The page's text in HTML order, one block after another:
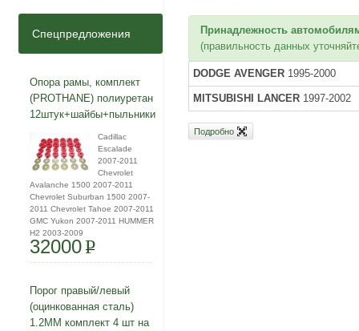
Спецпредложения
Опора рамы, комплект
(PROTHANE) полиуретан
12штук+шайбы+пыльники
Cadillac
Escalade
2007-2011
Chevrolet
Avalanche 1500 2007-2011
Chevrolet Suburban 1500 2007-
2011 Chevrolet Tahoe 2007-2011
GMC Yukon 2007-2011 HUMMER
H2 2003-2009
32000P
Порог правый/левый
(оцинкованная сталь)
1.2ММ комплект 4 шт на
Принадлежность
(правильность данных
DODGE AVENGER 1995-2000
MITSUBISHI LANCER 1997-2002
Подробно